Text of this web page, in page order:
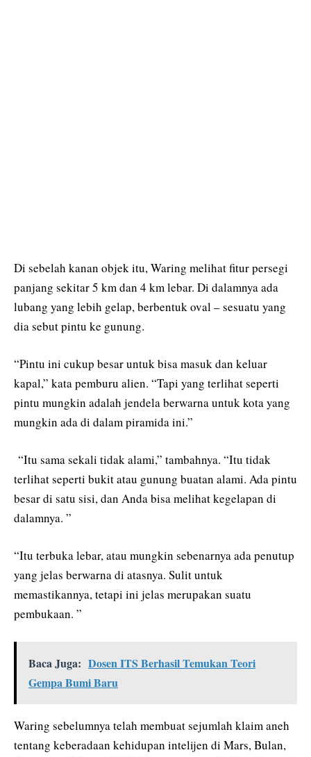
Di sebelah kanan objek itu, Waring melihat fitur persegi
panjang sekitar 5 km dan 4 km lebar. Di dalamnya ada
lubang yang lebih gelap, berbentuk oval – sesuatu yang
dia sebut pintu ke gunung.
“Pintu ini cukup besar untuk bisa masuk dan keluar
kapal,” kata pemburu alien. “Tapi yang terlihat seperti
pintu mungkin adalah jendela berwarna untuk kota yang
mungkin ada di dalam piramida ini.”
“Itu sama sekali tidak alami,” tambahnya. “Itu tidak
terlihat seperti bukit atau gunung buatan alami. Ada pintu
besar di satu sisi, dan Anda bisa melihat kegelapan di
dalamnya. ”
“Itu terbuka lebar, atau mungkin sebenarnya ada penutup
yang jelas berwarna di atasnya. Sulit untuk
memastikannya, tetapi ini jelas merupakan suatu
pembukaan. ”
Baca Juga: Dosen ITS Berhasil Temukan Teori
Gempa Bumi Baru
Waring sebelumnya telah membuat sejumlah klaim aneh
tentang keberadaan kehidupan intelijen di Mars, Bulan,